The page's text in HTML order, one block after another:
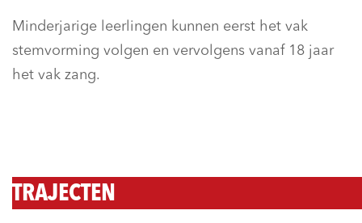
Minderjarige leerlingen kunnen eerst het vak
stemvorming volgen en vervolgens vanaf 18 jaar
het vak zang.
TRAJECTEN